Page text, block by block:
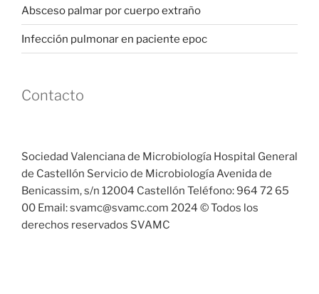
Absceso palmar por cuerpo extraño
Infección pulmonar en paciente epoc
Contacto
Sociedad Valenciana de Microbiología Hospital General
de Castellón Servicio de Microbiología Avenida de
Benicassim, s/n 12004 Castellón Teléfono: 964 72 65
00 Email: svamc@svamc.com 2024 © Todos los
derechos reservados SVAMC